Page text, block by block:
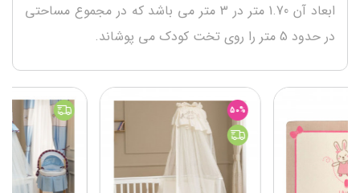
ابعاد آن 1.70 متر در 3 متر می باشد که در مجموع مساحتی
در حدود 5 متر را روی تخت کودک می پوشاند.
50%